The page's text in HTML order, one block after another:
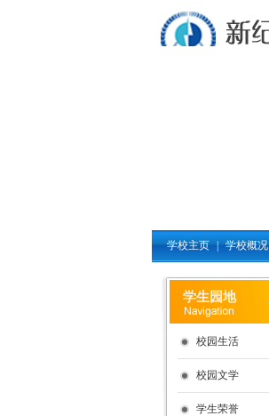
学校主页 | 学校概况
学生园地
校园生活
校园文学
学生荣誉